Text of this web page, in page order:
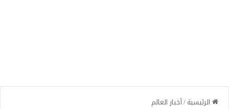
الرئيسية/أخبار العالم